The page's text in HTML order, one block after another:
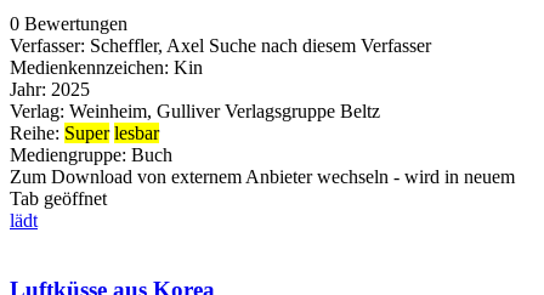
0 Bewertungen
Verfasser: Scheffler, Axel Suche nach diesem Verfasser
Medienkennzeichen: Kin
Jahr: 2025
Verlag: Weinheim, Gulliver Verlagsgruppe Beltz
Reihe: Super lesbar
Mediengruppe: Buch
Zum Download von externem Anbieter wechseln - wird in neuem
Tab geöffnet
lädt
Luftküsse aus Korea